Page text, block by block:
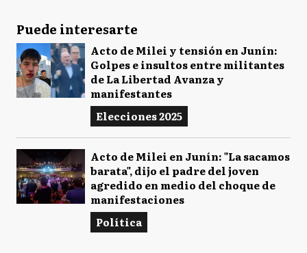
Puede interesarte
Acto de Milei y tensión en Junín:
Golpes e insultos entre militantes
de La Libertad Avanza y
manifestantes
Elecciones 2025
Acto de Milei en Junín: "La sacamos
barata", dijo el padre del joven
agredido en medio del choque de
manifestaciones
Política